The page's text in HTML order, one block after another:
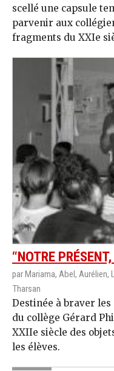
scellé une capsule
parvenir aux
fragments du XXIe
“NOTRE
par Mariama, Abel, Aurélien,
Tharsan
Destinée à braver
du collège Gérard
XXIIe siècle des
les élèves.